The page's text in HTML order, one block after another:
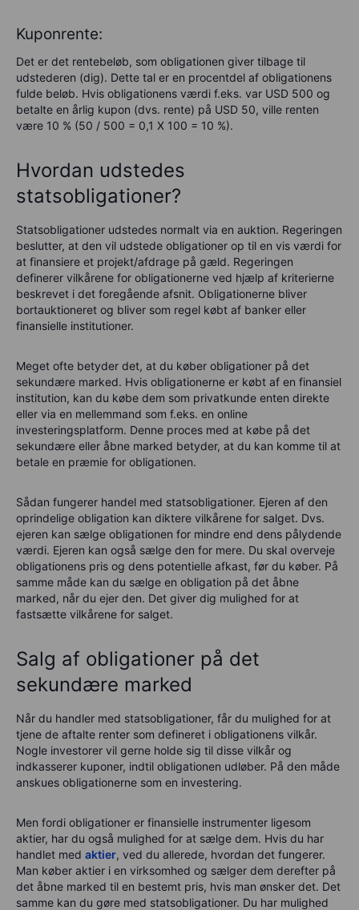
Kuponrente:
Det er det rentebeløb, som obligationen giver tilbage til
udstederen (dig). Dette tal er en procentdel af obligationens
fulde beløb. Hvis obligationens værdi f.eks. var USD 500 og
betalte en årlig kupon (dvs. rente) på USD 50, ville renten
være 10 % (50 / 500 = 0,1 X 100 = 10 %).
Hvordan udstedes
statsobligationer?
Statsobligationer udstedes normalt via en auktion. Regeringen
beslutter, at den vil udstede obligationer op til en vis værdi for
at finansiere et projekt/afdrage på gæld. Regeringen
definerer vilkårene for obligationerne ved hjælp af kriterierne
beskrevet i det foregående afsnit. Obligationerne bliver
bortauktioneret og bliver som regel købt af banker eller
finansielle institutioner.
Meget ofte betyder det, at du køber obligationer på det
sekundære marked. Hvis obligationerne er købt af en finansiel
institution, kan du købe dem som privatkunde enten direkte
eller via en mellemmand som f.eks. en online
investeringsplatform. Denne proces med at købe på det
sekundære eller åbne marked betyder, at du kan komme til at
betale en præmie for obligationen.
Sådan fungerer handel med statsobligationer. Ejeren af den
oprindelige obligation kan diktere vilkårene for salget. Dvs.
ejeren kan sælge obligationen for mindre end dens pålydende
værdi. Ejeren kan også sælge den for mere. Du skal overveje
obligationens pris og dens potentielle afkast, før du køber. På
samme måde kan du sælge en obligation på det åbne
marked, når du ejer den. Det giver dig mulighed for at
fastsætte vilkårene for salget.
Salg af obligationer på det
sekundære marked
Når du handler med statsobligationer, får du mulighed for at
tjene de aftalte renter som defineret i obligationens vilkår.
Nogle investorer vil gerne holde sig til disse vilkår og
indkasserer kuponer, indtil obligationen udløber. På den måde
anskues obligationerne som en investering.
Men fordi obligationer er finansielle instrumenter ligesom
aktier, har du også mulighed for at sælge dem. Hvis du har
handlet med aktier, ved du allerede, hvordan det fungerer.
Man køber aktier i en virksomhed og sælger dem derefter på
det åbne marked til en bestemt pris, hvis man ønsker det. Det
samme kan du gøre med statsobligationer. Du har mulighed